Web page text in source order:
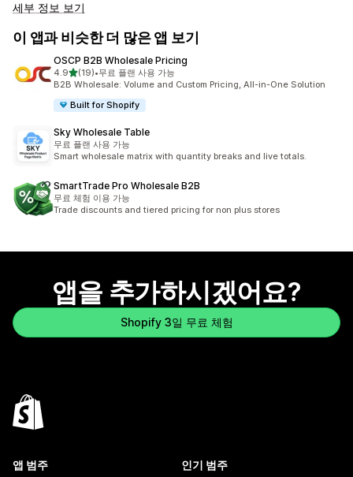
세부 정보 보기
이 앱과 비슷한 더 많은 앱 보기
OSCP B2B Wholesale Pricing
4.9별 5개 중
(19)
총 리뷰 19개
•무료 플랜 사용 가능
B2B Wholesale: Volume and Custom Pricing, All-in-One Solution
Built for Shopify
Sky Wholesale Table
무료 플랜 사용 가능
Smart wholesale matrix with quantity breaks and live totals.
SmartTrade Pro Wholesale B2B
무료 체험 이용 가능
Trade discounts and tiered pricing for non plus stores
앱을 추가하시겠어요?
Shopify 3일 무료 체험
앱 범주 인기 범주